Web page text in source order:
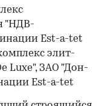
"НДВ-
Est-a-tet
элит-
Luxe", ЗАО "Дон-
Est-a-tet